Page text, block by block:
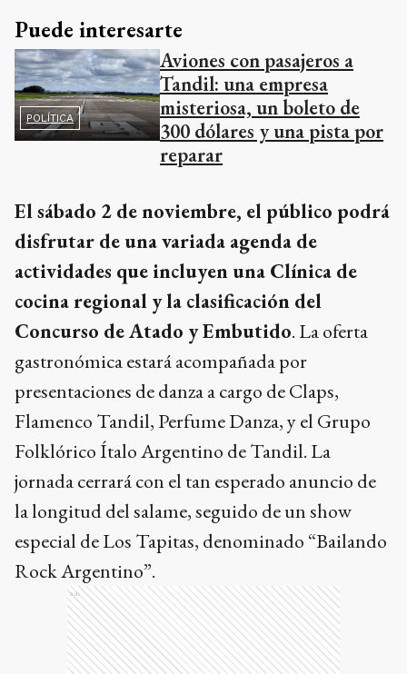
Puede interesarte
POLÍTICA
Aviones con pasajeros a
Tandil: una empresa
misteriosa, un boleto de
300 dólares y una pista por
reparar
El sábado 2 de noviembre, el público podrá
disfrutar de una variada agenda de
actividades que incluyen una Clínica de
cocina regional y la clasificación del
Concurso de Atado y Embutido. La oferta
gastronómica estará acompañada por
presentaciones de danza a cargo de Claps,
Flamenco Tandil, Perfume Danza, y el Grupo
Folklórico Ítalo Argentino de Tandil. La
jornada cerrará con el tan esperado anuncio de
la longitud del salame, seguido de un show
especial de Los Tapitas, denominado “Bailando
Rock Argentino”.
Ads